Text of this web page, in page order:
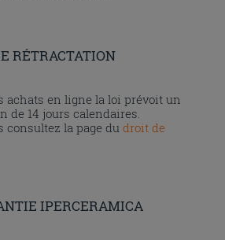
RÉTRACTATION
achats en ligne la loi prévoit un
de 14 jours calendaires.
consultez la page dudroit de
IPERCERAMICA